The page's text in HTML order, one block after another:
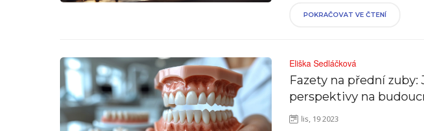
problémem vyrovnat i v pohodlí
ulevit od bolesti zubů!
POKRAČOVAT VE ČTENÍ
Eliška Sedláčková
Fazety na přední zuby:
perspektivy na
lis, 19 2023